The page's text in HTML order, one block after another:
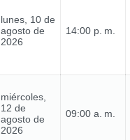
lunes, 10 de
agosto de
2026
14:00 p. m.
miércoles,
12 de
agosto de
2026
09:00 a. m.